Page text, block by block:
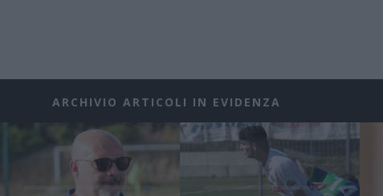
ARCHIVIO ARTICOLI IN EVIDENZA